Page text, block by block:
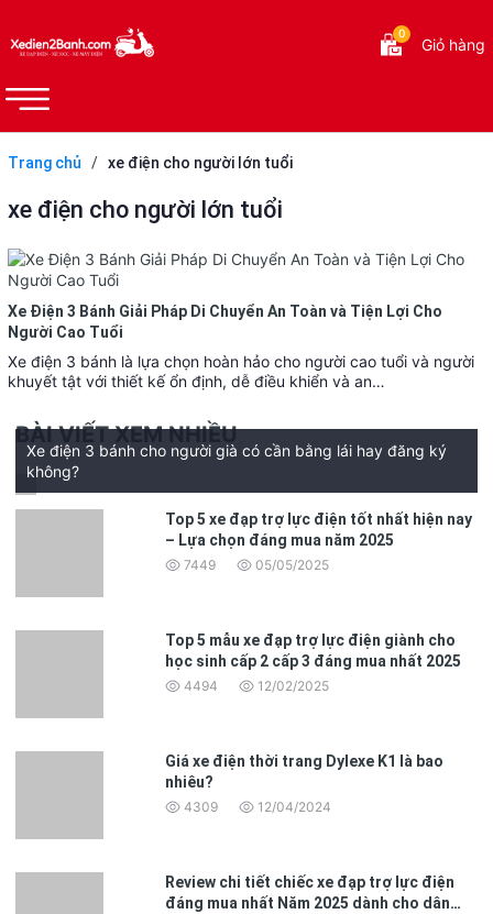
0
Giỏ hàng
Trang chủ / xe điện cho người lớn tuổi
xe điện cho người lớn tuổi
Xe Điện 3 Bánh Giải Pháp Di Chuyển An Toàn và Tiện Lợi Cho
Người Cao Tuổi
Xe điện 3 bánh là lựa chọn hoàn hảo cho người cao tuổi và người
khuyết tật với thiết kế ổn định, dễ điều khiển và an…
BÀI VIẾT XEM NHIỀU
Xe điện 3 bánh cho người già có cần bằng lái hay đăng ký
không?
Top 5 xe đạp trợ lực điện tốt nhất hiện nay
– Lựa chọn đáng mua năm 2025
7449 05/05/2025
Top 5 mẫu xe đạp trợ lực điện giành cho
học sinh cấp 2 cấp 3 đáng mua nhất 2025
4494 12/02/2025
Giá xe điện thời trang Dylexe K1 là bao
nhiêu?
4309 12/04/2024
Review chi tiết chiếc xe đạp trợ lực điện
đáng mua nhất Năm 2025 dành cho dân